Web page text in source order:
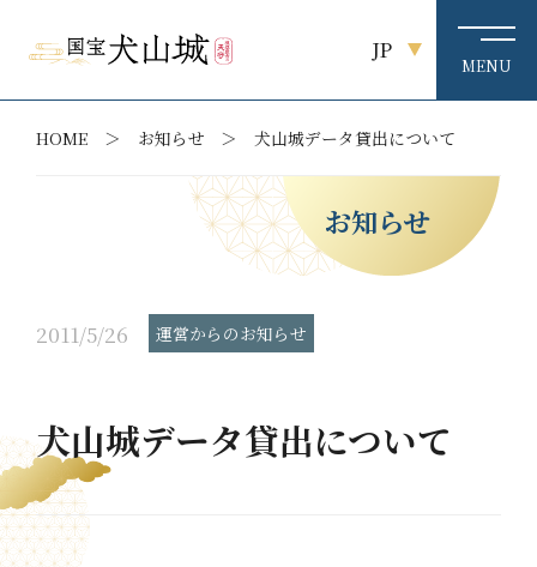
JP
HOME お知らせ 犬山城データ貸出について
お知らせ
2011/5/26 運営からのお知らせ
犬山城データ貸出について